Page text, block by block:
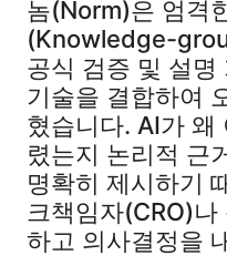
놈(Norm)은 엄격
(Knowledge-
공식 검증 및 설
기술을 결합하여
혔습니다. AI가 왜
렸는지 논리적 근
명확히 제시하기
크책임자(CRO)
하고 의사결정을